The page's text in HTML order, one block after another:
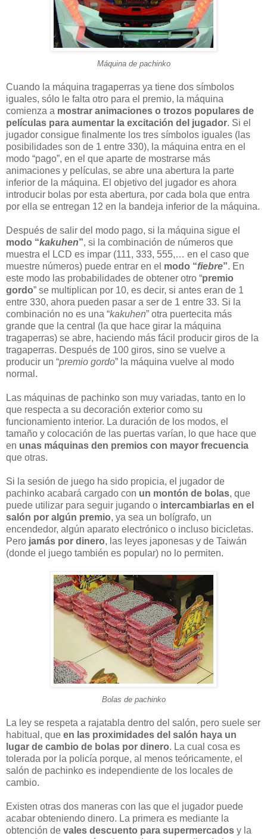
Máquina de pachinko
Cuando la máquina tragaperras ya tiene dos símbolos
iguales, sólo le falta otro para el premio, la máquina
comienza a mostrar animaciones o trozos populares de
películas para aumentar la excitación del jugador. Si el
jugador consigue finalmente los tres símbolos iguales (las
posibilidades son de 1 entre 330), la máquina entra en el
modo “pago”, en el que aparte de mostrarse más
animaciones y películas, se abre una abertura la parte
inferior de la máquina. El objetivo del jugador es ahora
introducir bolas por esta abertura, por cada bola que entra
por ella se entregan 12 en la bandeja inferior de la máquina.
Después de salir del modo pago, si la máquina sigue el
modo “kakuhen”, si la combinación de números que
muestra el LCD es impar (111, 333, 555,… en el caso que
muestre números) puede entrar en el modo “fiebre”. En
este modo las probabilidades de obtener otro “premio
gordo” se multiplican por 10, es decir, si antes eran de 1
entre 330, ahora pueden pasar a ser de 1 entre 33. Si la
combinación no es una “kakuhen” otra puertecita más
grande que la central (la que hace girar la máquina
tragaperras) se abre, haciendo más fácil producir giros de la
tragaperras. Después de 100 giros, sino se vuelve a
producir un “premio gordo” la máquina vuelve al modo
normal.
Las máquinas de pachinko son muy variadas, tanto en lo
que respecta a su decoración exterior como su
funcionamiento interior. La duración de los modos, el
tamaño y colocación de las puertas varían, lo que hace que
en unas máquinas den premios con mayor frecuencia
que otras.
Si la sesión de juego ha sido propicia, el jugador de
pachinko acabará cargado con un montón de bolas, que
puede utilizar para seguir jugando o intercambiarlas en el
salón por algún premio, ya sea un bolígrafo, un
encendedor, algún aparato electrónico o incluso bicicletas.
Pero jamás por dinero, las leyes japonesas y de Taiwán
(donde el juego también es popular) no lo permiten.
Bolas de pachinko
La ley se respeta a rajatabla dentro del salón, pero suele ser
habitual, que en las proximidades del salón haya un
lugar de cambio de bolas por dinero. La cual cosa es
tolerada por la policía porque, al menos teóricamente, el
salón de pachinko es independiente de los locales de
cambio.
Existen otras dos maneras con las que el jugador puede
acabar obteniendo dinero. La primera es mediante la
obtención de vales descuento para supermercados y la